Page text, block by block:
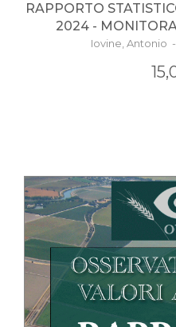
RAPPORTO
2024 -
Iovine, Antonio